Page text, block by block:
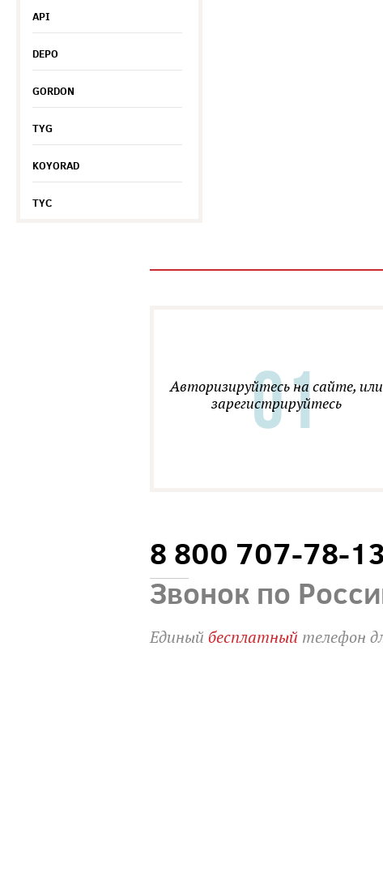
API
DEPO
GORDON
TYG
KOYORAD
TYC
Авторизируйтесь на сайте, или
зарегистрируйтесь
8 800 707-78-13
Звонок по
Единыйбесплатный телефон